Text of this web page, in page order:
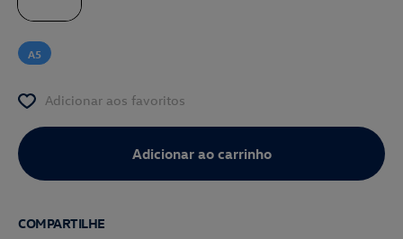
A5
Adicionar aos favoritos
COMPARTILHE